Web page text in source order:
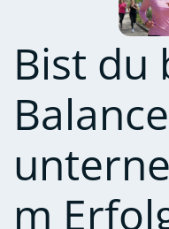
Bist du
m